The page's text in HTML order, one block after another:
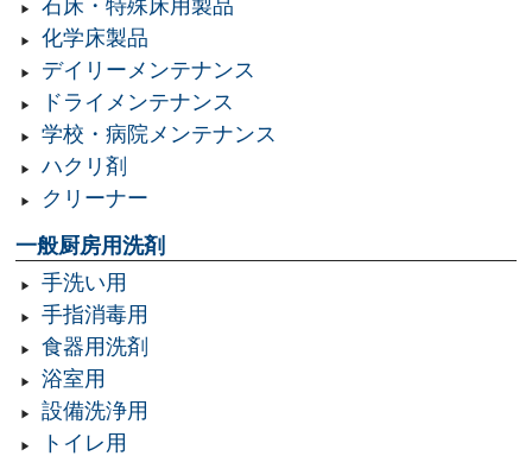
石床・特殊床用製品
化学床製品
デイリーメンテナンス
ドライメンテナンス
学校・病院メンテナンス
ハクリ剤
クリーナー
一般厨房用洗剤
手洗い用
手指消毒用
食器用洗剤
浴室用
設備洗浄用
トイレ用